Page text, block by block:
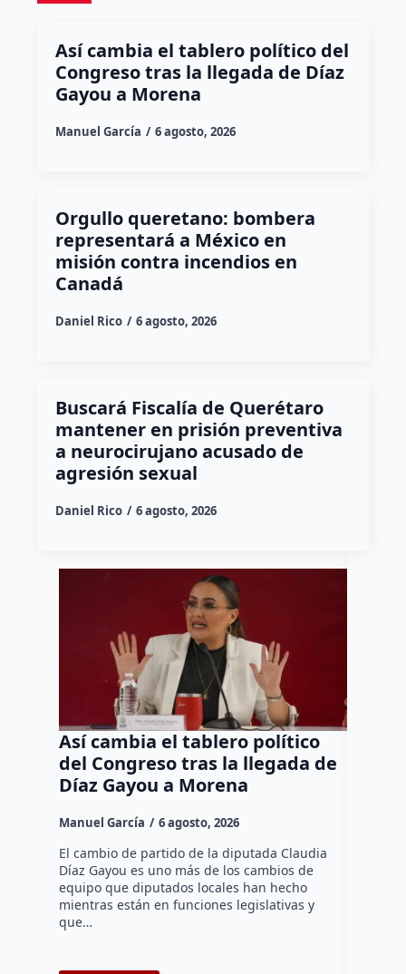
Así cambia el tablero político del
Congreso tras la llegada de Díaz
Gayou a Morena
Manuel García 6 agosto, 2026
Orgullo queretano: bombera
representará a México en
misión contra incendios en
Canadá
Daniel Rico 6 agosto, 2026
Buscará Fiscalía de Querétaro
mantener en prisión preventiva
a neurocirujano acusado de
agresión sexual
Daniel Rico 6 agosto, 2026
Así cambia el tablero político
del Congreso tras la llegada de
Díaz Gayou a Morena
Manuel García 6 agosto, 2026
El cambio de partido de la diputada Claudia
Díaz Gayou es uno más de los cambios de
equipo que diputados locales han hecho
mientras están en funciones legislativas y
que…